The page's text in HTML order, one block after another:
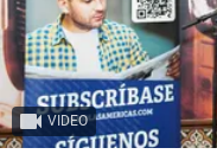
VIDEO